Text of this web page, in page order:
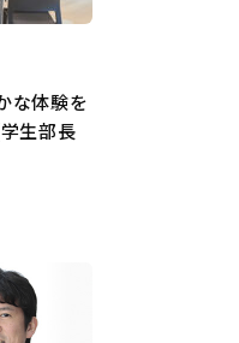
な体験を
生部長